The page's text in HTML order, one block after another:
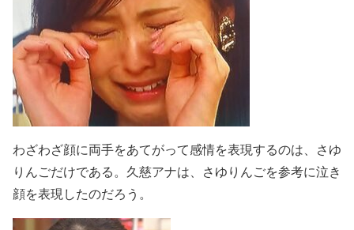
わざわざ顔に両手をあてがって感情を表現するのは、さゆ
りんごだけである。久慈アナは、さゆりんごを参考に泣き
顔を表現したのだろう。